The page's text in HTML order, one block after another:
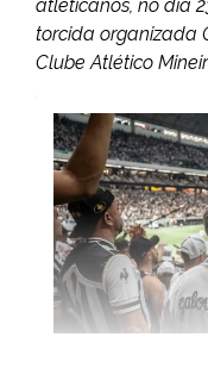
atleticanos, no dia
torcida organizada
Clube Atlético